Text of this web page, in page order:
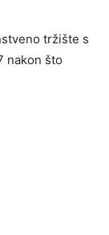
tržište s
nakon što